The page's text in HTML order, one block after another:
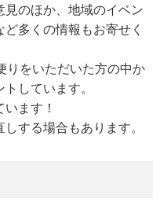
見のほか、地域のイベン
多くの情報もお寄せく
りをいただいた方の中か
しています。
ます！
する場合もあります。